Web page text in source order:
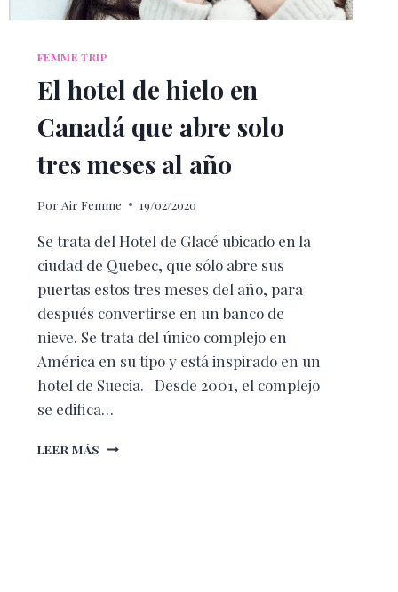
FEMME TRIP
El hotel de hielo en
Canadá que abre solo
tres meses al año
Por Air Femme 19/02/2020
Se trata del Hotel de Glacé ubicado en la
ciudad de Quebec, que sólo abre sus
puertas estos tres meses del año, para
después convertirse en un banco de
nieve. Se trata del único complejo en
América en su tipo y está inspirado en un
hotel de Suecia. Desde 2001, el complejo
se edifica…
LEER MÁS EL